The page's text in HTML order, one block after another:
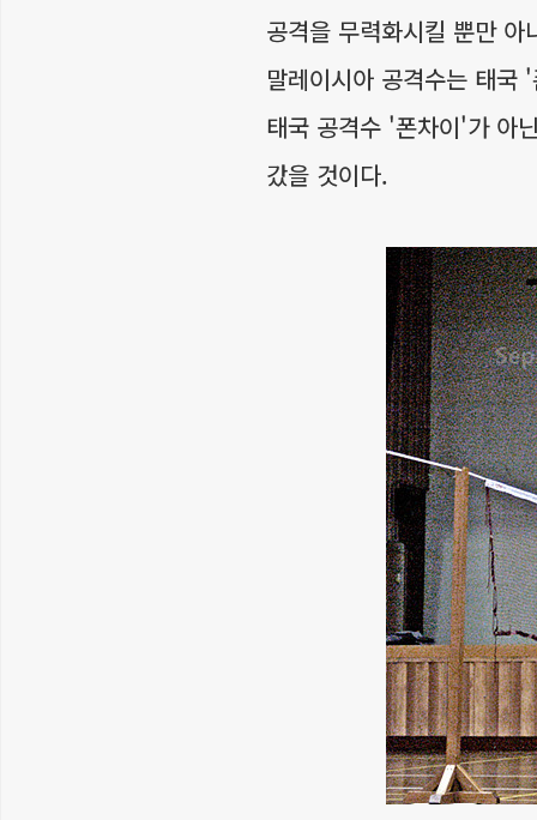
공격을 무력화시킬 뿐만
말레이시아 공격수는 태국
태국 공격수 '폰차이'가 아
갔을 것이다.